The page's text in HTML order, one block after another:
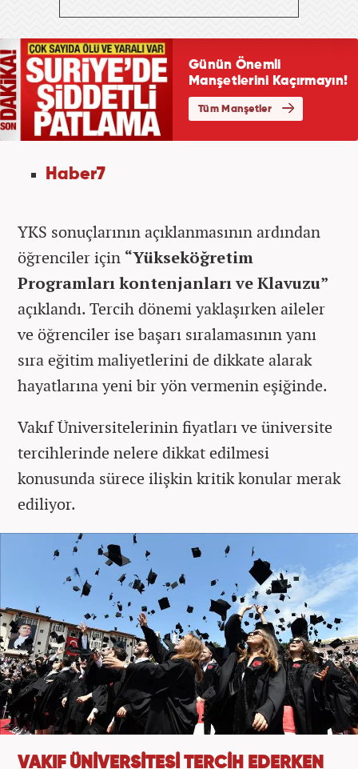
Haber7
YKS sonuçlarının açıklanmasının ardından
öğrenciler için “Yükseköğretim
Programları kontenjanları ve Klavuzu”
açıklandı. Tercih dönemi yaklaşırken aileler
ve öğrenciler ise başarı sıralamasının yanı
sıra eğitim maliyetlerini de dikkate alarak
hayatlarına yeni bir yön vermenin eşiğinde.
Vakıf Üniversitelerinin fiyatları ve üniversite
tercihlerinde nelere dikkat edilmesi
konusunda sürece ilişkin kritik konular merak
ediliyor.
VAKIF ÜNİVERSİTESİ TERCİH EDERKEN